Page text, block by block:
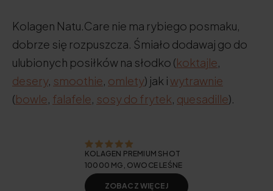
Kolagen Natu.Care nie ma rybiego posmaku,
dobrze się rozpuszcza. Śmiało dodawaj go do
ulubionych posiłków na słodko (koktajle
desery, smoothie omlety) jak i wytrawnie
(bowle falafele sosy do frytek quesadille).
KOLAGEN PREMIUM SHOT
10000 MG, OWOCE LEŚNE
ZOBACZ WIĘCEJ